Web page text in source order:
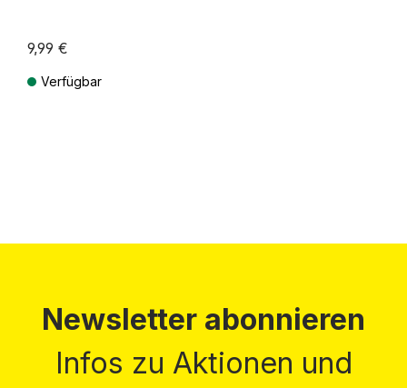
9,99 €
Verfügbar
Newsletter abonnieren
Infos zu Aktionen und